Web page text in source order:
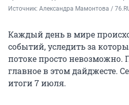
Источник: Александра Мамонтова /
Каждый день в мире
событий, уследить за
потоке просто невозможно.
главное в этом дайджесте.
итоги 7 июля.